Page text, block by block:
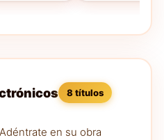
8 títulos
en su obra